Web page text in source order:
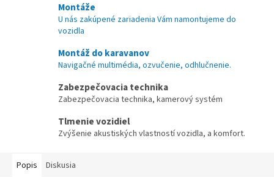
Montáže
U nás zakúpené zariadenia Vám namontujeme do
vozidla
Montáž do karavanov
Navigačné multimédia, ozvučenie, odhlučnenie.
Zabezpečovacia technika
Zabezpečovacia technika, kamerový systém
Tlmenie vozidiel
Zvýšenie akustiských vlastností vozidla, a komfort.
Popis Diskusia